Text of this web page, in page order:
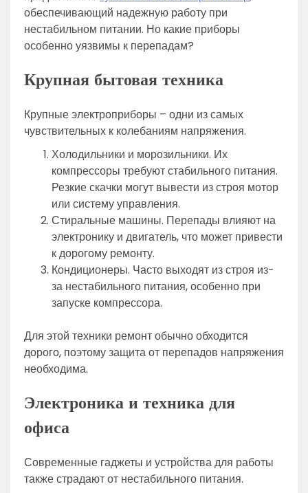
обеспечивающий надежную работу при
нестабильном питании. Но какие приборы
особенно уязвимы к перепадам?
Крупная бытовая техника
Крупные электроприборы – одни из самых
чувствительных к колебаниям напряжения.
Холодильники и морозильники. Их
компрессоры требуют стабильного питания.
Резкие скачки могут вывести из строя мотор
или систему управления.
Стиральные машины. Перепады влияют на
электронику и двигатель, что может привести
к дорогому ремонту.
Кондиционеры. Часто выходят из строя из-
за нестабильного питания, особенно при
запуске компрессора.
Для этой техники ремонт обычно обходится
дорого, поэтому защита от перепадов напряжения
необходима.
Электроника и техника для
офиса
Современные гаджеты и устройства для работы
также страдают от нестабильного питания.